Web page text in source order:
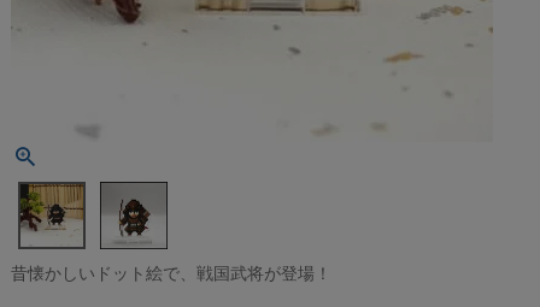
昔懐かしいドット絵で、戦国武将が登場！